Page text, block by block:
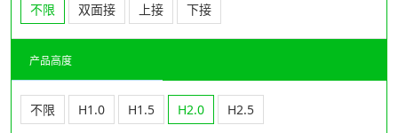
不限 双面接 上接 下接
产品高度
不限 H1.0 H1.5 H2.0 H2.5